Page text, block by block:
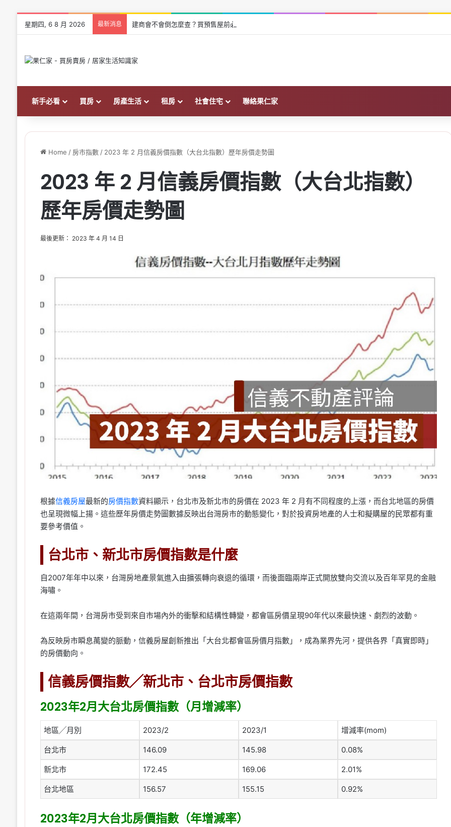
星期四, 6 8 月 2026 最新消息 建商會不會倒怎麼查？買預售屋前必查的財務、土地與履約保證
新手必看 買房 房產生活 租房 社會住宅 聯絡果仁家
Home / 房市指數 / 2023 年 2 月信義房價指數（大台北指數）歷年房價走勢圖
2023 年 2 月信義房價指數（大台北指數）
歷年房價走勢圖
最後更新： 2023 年 4 月 14 日
根據信義房屋最新的房價指數資料顯示，台北市及新北市的房價在 2023 年 2 月有不同程度的上漲，而台北地區的房價
也呈現微幅上揚。這些歷年房價走勢圖數據反映出台灣房市的動態變化，對於投資房地產的人士和擬購屋的民眾都有重
要參考價值。
台北市、新北市房價指數是什麼
自2007年年中以來，台灣房地產景氣進入由擴張轉向衰退的循環，而後面臨兩岸正式開放雙向交流以及百年罕見的金融
海嘯。
在這兩年間，台灣房市受到來自市場內外的衝擊和結構性轉變，都會區房價呈現90年代以來最快速、劇烈的波動。
為反映房市瞬息萬變的脈動，信義房屋創新推出「大台北都會區房價月指數」，成為業界先河，提供各界「真實即時」
的房價動向。
信義房價指數╱新北市、台北市房價指數
2023年2月大台北房價指數（月增減率）
地區╱月別 2023/2 2023/1 增減率(mom)
台北市 146.09 145.98 0.08%
新北市 172.45 169.06 2.01%
台北地區 156.57 155.15 0.92%
2023年2月大台北房價指數（年增減率）